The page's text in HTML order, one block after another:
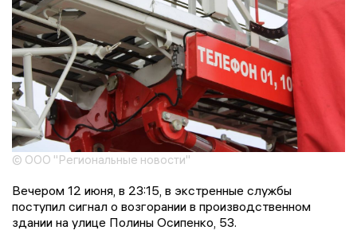
© ООО "Региональные новости"
Вечером 12 июня, в 23:15, в экстренные службы
поступил сигнал о возгорании в производственном
здании на улице Полины Осипенко, 53.